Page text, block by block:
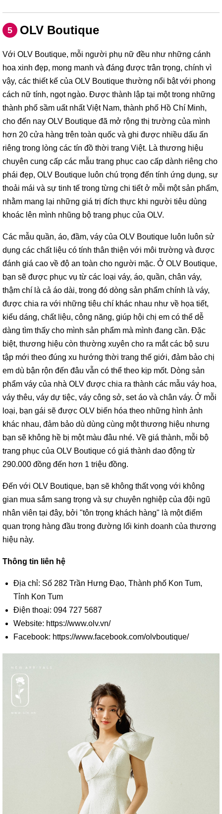
5 OLV Boutique
Với OLV Boutique, mỗi người phụ nữ đều như những cánh
hoa xinh đẹp, mong manh và đáng được trân trọng, chính vì
vậy, các thiết kế của OLV Boutique thường nổi bật với phong
cách nữ tính, ngọt ngào. Được thành lập tại một trong những
thành phố sầm uất nhất Việt Nam, thành phố Hồ Chí Minh,
cho đến nay OLV Boutique đã mở rộng thị trường của mình
hơn 20 cửa hàng trên toàn quốc và ghi được nhiều dấu ấn
riêng trong lòng các tín đồ thời trang Việt. Là thương hiệu
chuyên cung cấp các mẫu trang phục cao cấp dành riêng cho
phái đẹp, OLV Boutique luôn chú trọng đến tính ứng dụng, sự
thoải mái và sự tinh tế trong từng chi tiết ở mỗi một sản phẩm,
nhằm mang lại những giá trị đích thực khi người tiêu dùng
khoác lên mình nhũng bộ trang phục của OLV.
Các mẫu quần, áo, đầm, váy của OLV Boutique luôn luôn sử
dụng các chất liệu có tính thân thiện với môi trường và được
đánh giá cao về độ an toàn cho người mặc. Ở OLV Boutique,
bạn sẽ được phục vụ từ các loại váy, áo, quần, chân váy,
thậm chí là cả áo dài, trong đó dòng sản phẩm chính là váy,
được chia ra với những tiêu chí khác nhau như về họa tiết,
kiểu dáng, chất liệu, công năng, giúp hội chị em có thể dễ
dàng tìm thấy cho mình sản phẩm mà mình đang cần. Đặc
biệt, thương hiệu còn thường xuyên cho ra mắt các bộ sưu
tập mới theo đúng xu hướng thời trang thế giới, đảm bảo chị
em dù bận rộn đến đâu vẫn có thể theo kịp mốt. Dòng sản
phẩm váy của nhà OLV được chia ra thành các mẫu váy hoa,
váy thêu, váy dự tiệc, váy công sở, set áo và chân váy. Ở mỗi
loại, bạn gái sẽ được OLV biến hóa theo những hình ảnh
khác nhau, đảm bảo dù dùng cùng một thương hiệu nhưng
bạn sẽ không hề bị một màu đâu nhé. Về giá thành, mỗi bộ
trang phục của OLV Boutique có giá thành dao động từ
290.000 đồng đến hơn 1 triệu đồng.
Đến với OLV Boutique, bạn sẽ không thất vọng với không
gian mua sắm sang trọng và sự chuyên nghiệp của đội ngũ
nhân viên tại đây, bởi "tôn trọng khách hàng" là một điểm
quan trọng hàng đầu trong đường lối kinh doanh của thương
hiệu này.
Thông tin liên hệ
Địa chỉ: Số 282 Trần Hưng Đạo, Thành phố Kon Tum,
Tỉnh Kon Tum
Điện thoại: 094 727 5687
Website: https://www.olv.vn/
Facebook: https://www.facebook.com/olvboutique/